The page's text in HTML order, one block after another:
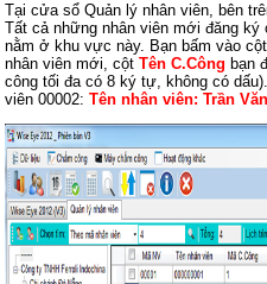
Tại cửa sổ Quản lý nhân viên, bên
Tất cả những nhân viên mới đăng
nằm ở khu vực này. Bạn bấm vào
nhân viên mới, cộtTên C.Công bạn
công tối đa có 8 ký tự, không có
viên 00002:Tên nhân viên: Trần